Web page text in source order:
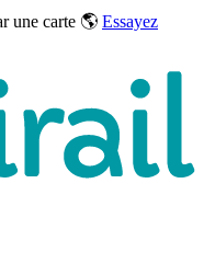
une carte 🌎 Essayez